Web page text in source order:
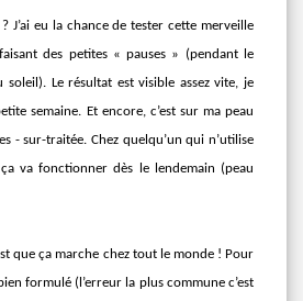
J’ai eu la chance de tester cette merveille
des petites « pauses » (pendant le
soleil). Le résultat est visible assez vite, je
semaine. Et encore, c’est sur ma peau
- sur-traitée. Chez quelqu’un qui n’utilise
va fonctionner dès le lendemain (peau
que ça marche chez tout le monde ! Pour
formulé (l’erreur la plus commune c’est